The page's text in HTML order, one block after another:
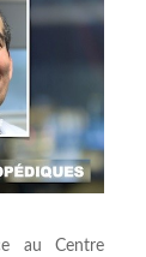
au Centre